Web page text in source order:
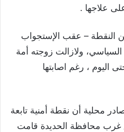
علاجها .
النقطة – عقب الإستجواب
السياسي، ولازالت زوجته أمة
اليوم ، رغم اصابتها
محلية أن نقطة أمنية تابعة
غرب محافظة الحديدة قامت